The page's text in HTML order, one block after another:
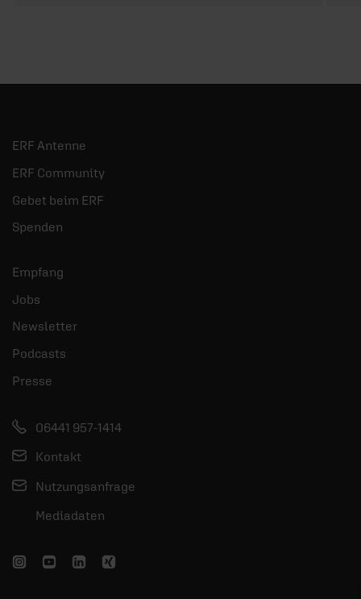
ERF Antenne
ERF Community
Gebet beim ERF
Spenden
Empfang
Jobs
Newsletter
Podcasts
Presse
06441 957-1414
Kontakt
Nutzungsanfrage
Mediadaten